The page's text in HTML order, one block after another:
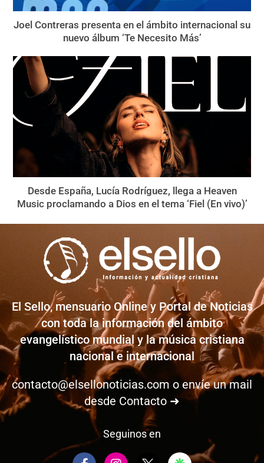
Joel Contreras presenta en el ámbito internacional su
nuevo álbum ‘Te Necesito Más’
Desde España, Lucía Rodríguez, llega a Heaven
Music proclamando a Dios en el tema ‘Fiel (En vivo)’
El Sello, mensuario Online y Portal de Noticias
con toda la información del ámbito
evangelístico mundial y la música cristiana
nacional e internacional
contacto@elsellonoticias.com o envíe un mail
desde Contacto ➜
Seguinos en
F
I